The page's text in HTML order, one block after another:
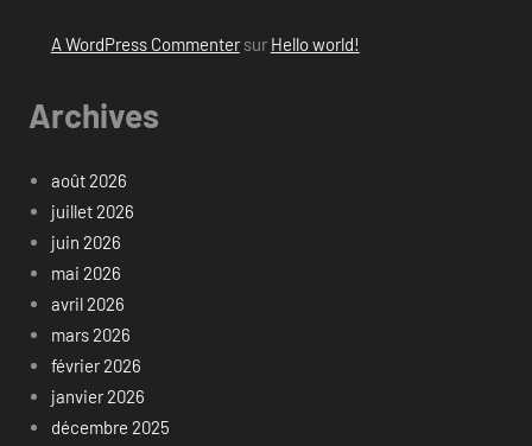
A WordPress Commentersur Hello world!
Archives
août 2026
juillet 2026
juin 2026
mai 2026
avril 2026
mars 2026
février 2026
janvier 2026
décembre 2025